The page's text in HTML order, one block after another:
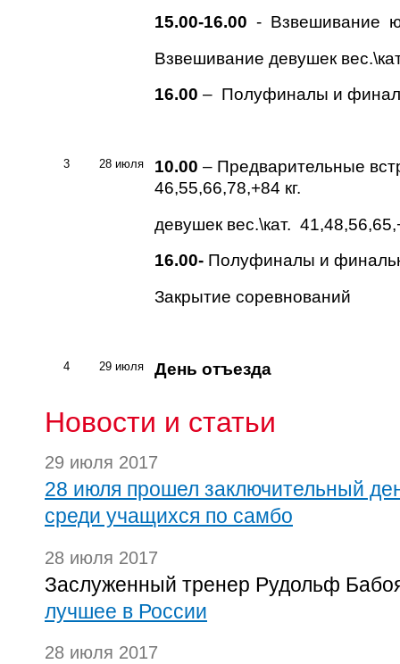
15.00-16.00 - Взвешивание
Взвешивание девушек
16.00 – Полуфиналы и
3 28 июля 10.00 – Предварительные
46,55,66,78,+84 кг.
девушек вес.\кат.
16.00- Полуфиналы и
Закрытие соревнований
4 29 июля День отъезда
Новости и статьи
29 июля 2017
28 июля прошел заключительный
среди учащихся по самбо
28 июля 2017
Заслуженный тренер Рудольф
лучшее в России
28 июля 2017